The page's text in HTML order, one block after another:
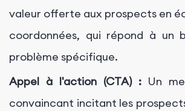
valeur offerte aux prospects en
coordonnées, qui répond à un
problème spécifique.
Appel à l'action (CTA) :Un
convaincant incitant les